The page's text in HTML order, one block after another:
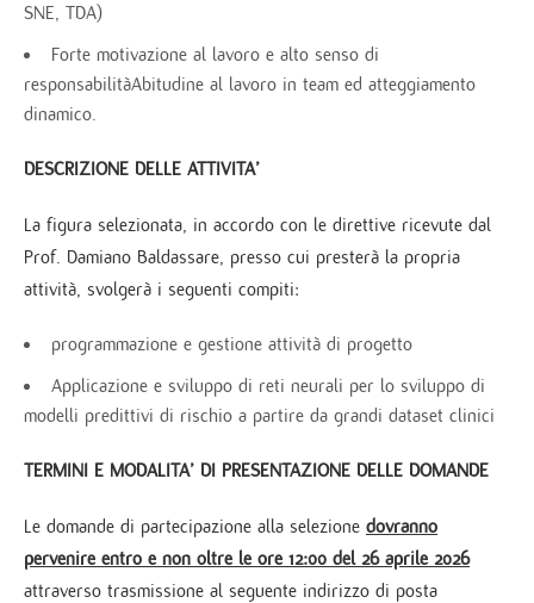
SNE, TDA)
Forte motivazione al lavoro e alto senso di
responsabilitàAbitudine al lavoro in team ed atteggiamento
dinamico.
DESCRIZIONE DELLE ATTIVITA’
La figura selezionata, in accordo con le direttive ricevute dal
Prof. Damiano Baldassare, presso cui presterà la propria
attività, svolgerà i seguenti compiti:
programmazione e gestione attività di progetto
Applicazione e sviluppo di reti neurali per lo sviluppo di
modelli predittivi di rischio a partire da grandi dataset clinici
TERMINI E MODALITA’ DI PRESENTAZIONE DELLE DOMANDE
Le domande di partecipazione alla selezione dovranno
pervenire entro e non oltre le ore 12:00 del 26 aprile 2026
attraverso trasmissione al seguente indirizzo di posta